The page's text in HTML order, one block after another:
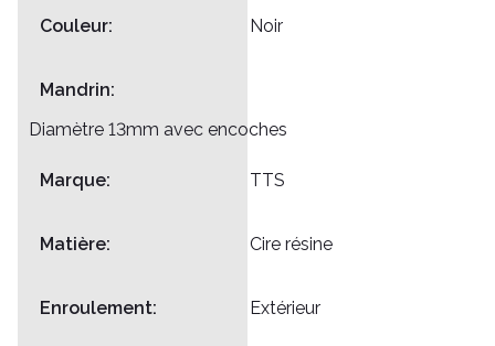
Couleur: Noir
Mandrin:
Diamètre 13mm avec encoches
Marque: TTS
Matière: Cire résine
Enroulement: Extérieur